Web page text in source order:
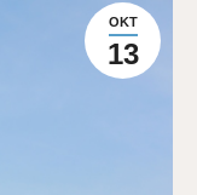
OKT
13